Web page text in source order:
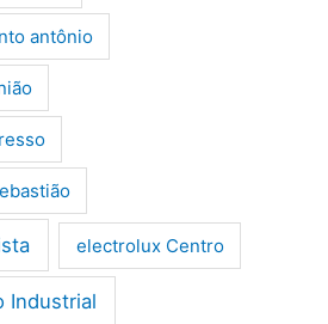
antônio
electrolux Centro
Industrial